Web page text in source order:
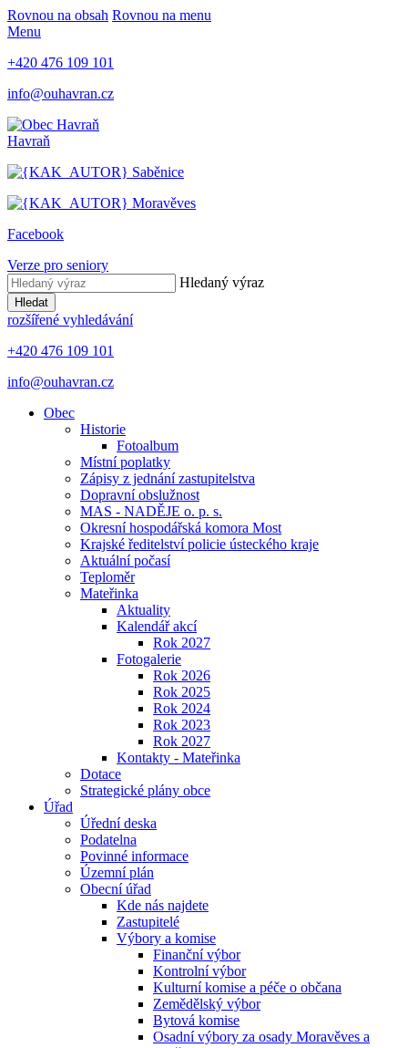
Rovnou na obsah Rovnou na menu
Menu
+420 476 109 101
info@ouhavran.cz
Havraň
Saběnice
Moravěves
Facebook
Verze pro seniory
Hledaný výraz
Hledat
rozšířené vyhledávání
+420 476 109 101
info@ouhavran.cz
Obec
Historie
Fotoalbum
Místní poplatky
Zápisy z jednání zastupitelstva
Dopravní obslužnost
MAS - NADĚJE o. p. s.
Okresní hospodářská komora Most
Krajské ředitelství policie ústeckého kraje
Aktuální počasí
Teploměr
Mateřinka
Aktuality
Kalendář akcí
Rok 2027
Fotogalerie
Rok 2026
Rok 2025
Rok 2024
Rok 2023
Rok 2027
Kontakty - Mateřinka
Dotace
Strategické plány obce
Úřad
Úřední deska
Podatelna
Povinné informace
Územní plán
Obecní úřad
Kde nás najdete
Zastupitelé
Výbory a komise
Finanční výbor
Kontrolní výbor
Kulturní komise a péče o občana
Zemědělský výbor
Bytová komise
Osadní výbory za osady Moravěves a